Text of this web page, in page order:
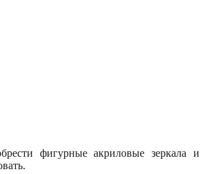
фигурные акриловые зеркала и